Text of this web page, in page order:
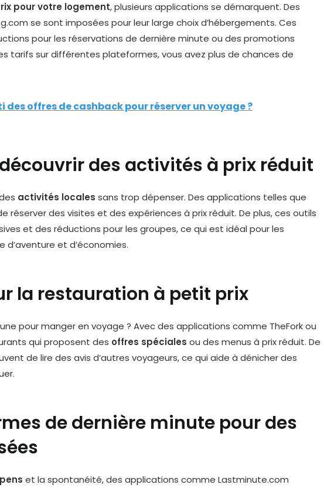
pour votre logement, plusieurs applications se démarquent. Des
se sont imposées pour leur large choix d’hébergements. Ces
pour les réservations de dernière minute ou des promotions
tarifs sur différentes plateformes, vous avez plus de chances de
offres de cashback pour réserver un voyage ?
des activités à prix réduit
activités locales sans trop dépenser. Des applications telles que
des visites et des expériences à prix réduit. De plus, ces outils
et des réductions pour les groupes, ce qui est idéal pour les
d’aventure et d’économies.
la restauration à petit prix
pour manger en voyage ? Avec des applications comme TheFork ou
qui proposent des offres spéciales ou des menus à prix réduit. De
de lire des avis d’autres voyageurs, ce qui aide à dénicher des
de dernière minute pour des
et la spontanéité, des applications comme Lastminute.com